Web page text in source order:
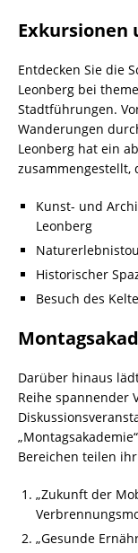
Exkursionen
Entdecken Sie die
Leonberg bei
Stadtführungen.
Wanderungen
Leonberg hat ein
zusammengestellt,
Kunst- und
Leonberg
Historischer
Besuch des
Darüber hinaus
Reihe spannender
Bereichen teilen
„Zukunft der
„Gesunde